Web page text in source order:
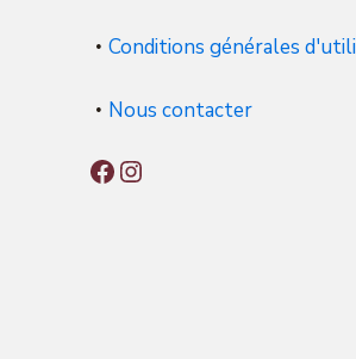
Conditions générales
Nous contacter
Facebook
Instagram